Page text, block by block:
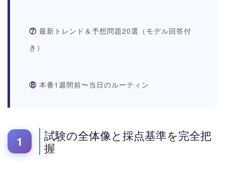
⑦ 最新トレンド＆予想問題20選（モデル回答付
き）
⑧ 本番1週間前〜当日のルーティン
1
試験の全体像と採点基準を完全把
握